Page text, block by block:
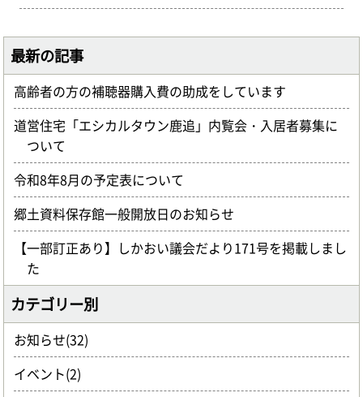
最新の記事
高齢者の方の補聴器購入費の助成をしています
道営住宅「エシカルタウン鹿追」内覧会・入居者募集に
ついて
令和8年8月の予定表について
郷土資料保存館一般開放日のお知らせ
【一部訂正あり】しかおい議会だより171号を掲載しまし
た
カテゴリー別
お知らせ(32)
イベント(2)